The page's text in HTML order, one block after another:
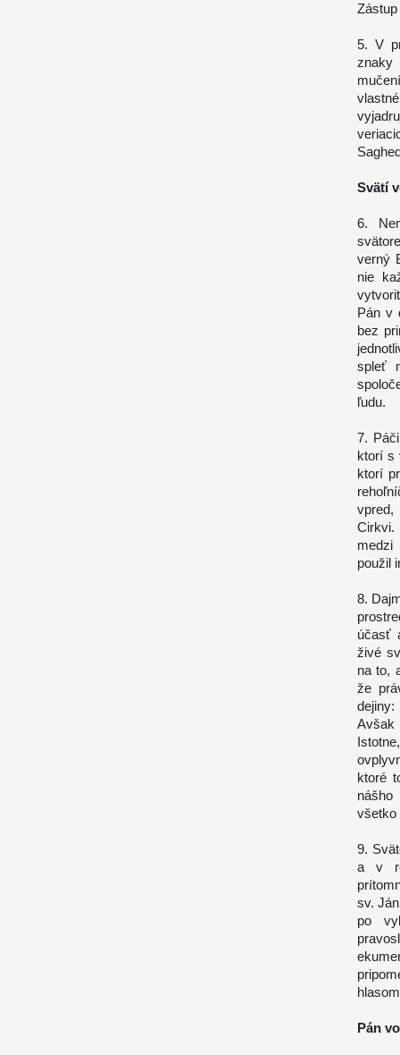
5. V
Svätí
6.
verný
nie
Pán v
bez
spleť
ľudu.
7.
ktorí s
ktorí
Cirkvi.
medzi
použil
8.
účasť
živé
na to,
že
dejiny:
ktoré
všetko
9.
a v
sv.
po
Pán